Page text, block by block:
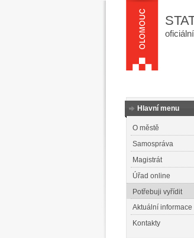
Hlavní menu
O městě
Samospráva
Magistrát
Úřad online
Potřebuji vyřídit
Aktuální informace
Kontakty